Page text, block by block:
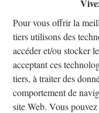
Pour vous offrir la
tiers utilisons des
accéder et/ou stocker
acceptant ces
tiers, à traiter des
comportement de
site Web. Vous
Av Tervuren!
SEMI MEUBLE
1150 Woluwe-Saint-